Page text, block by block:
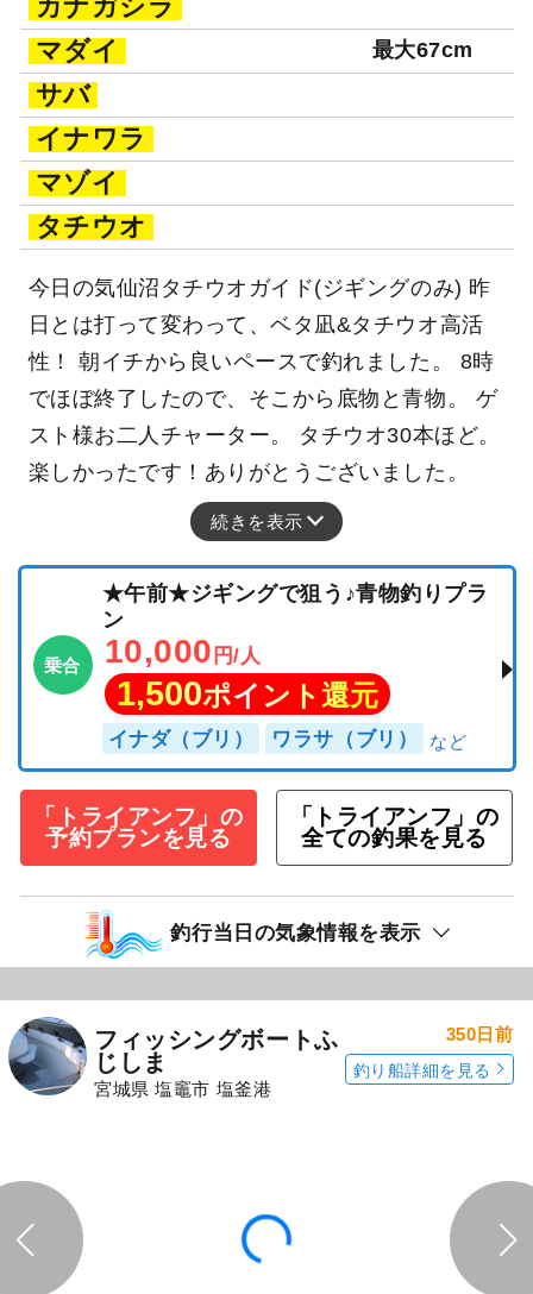
カナガシラ
マダイ
最大67cm
サバ
イナワラ
マゾイ
タチウオ
今日の気仙沼タチウオガイド(ジギングのみ) 昨
楽しかったです！ありがとうございました。
続きを表示
乗合
★午前★ジギングで狙う♪青物釣りプラ
ン
10,000円/人
1,500ポイント還元
イナダ（ブリ） ワラサ（ブリ）
「トライアンフ」の
予約プランを見る
「トライアンフ」の
全ての釣果を見る
フィッシングボートふ
じしま
350日前
釣り船詳細を見る